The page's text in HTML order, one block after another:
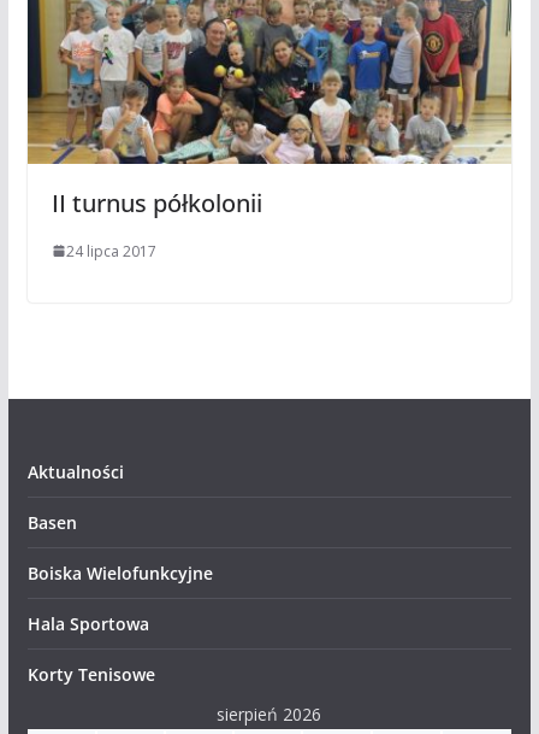
II turnus półkolonii
24 lipca 2017
Aktualności
Basen
Boiska Wielofunkcyjne
Hala Sportowa
Korty Tenisowe
sierpień 2026